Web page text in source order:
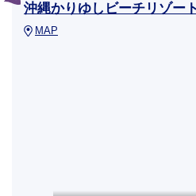
沖縄かりゆしビーチリゾー
MAP